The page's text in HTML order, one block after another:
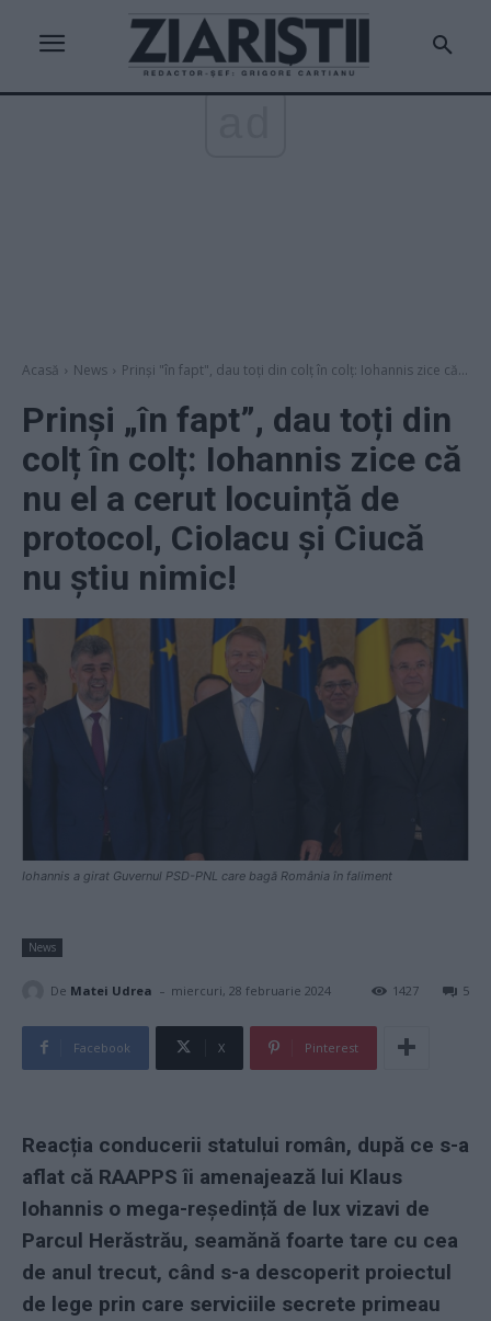
Acasă News Prinși "în fapt", dau toți din colț în colț: Iohannis zice că...
Prinși „în fapt”, dau toți din
colț în colț: Iohannis zice că
nu el a cerut locuință de
protocol, Ciolacu și Ciucă
nu știu nimic!
Iohannis a girat Guvernul PSD-PNL care bagă România în faliment
News
De Matei Udrea - miercuri, 28 februarie 2024 5
1427
Facebook X Pinterest
Reacția conducerii statului român, după ce s-a
aflat că RAAPPS îi amenajează lui Klaus
Iohannis o mega-reședință de lux vizavi de
Parcul Herăstrău, seamănă foarte tare cu cea
de anul trecut, când s-a descoperit proiectul
de lege prin care serviciile secrete primeau